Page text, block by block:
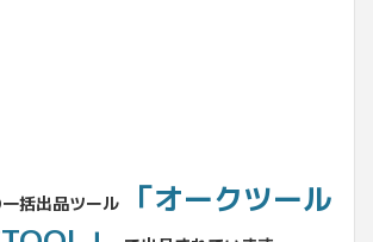
括出品ツール
「オークツール